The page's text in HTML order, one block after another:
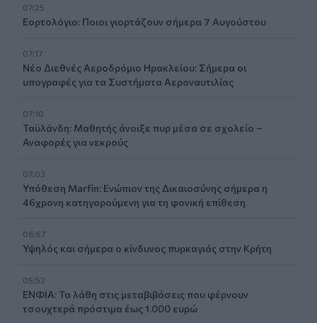
07:25
Εορτολόγιο: Ποιοι γιορτάζουν σήμερα 7 Αυγούστου
07:17
Νέο Διεθνές Αεροδρόμιο Ηρακλείου: Σήμερα οι
υπογραφές για τα Συστήματα Αεροναυτιλίας
07:10
Ταϋλάνδη: Μαθητής άνοιξε πυρ μέσα σε σχολείο –
Αναφορές για νεκρούς
07:03
Υπόθεση Marfin: Ενώπιον της Δικαιοσύνης σήμερα η
46χρονη κατηγορούμενη για τη φονική επίθεση
06:57
Υψηλός και σήμερα ο κίνδυνος πυρκαγιάς στην Κρήτη
05:52
ΕΝΦΙΑ: Τα λάθη στις μεταβιβάσεις που φέρνουν
τσουχτερά πρόστιμα έως 1.000 ευρώ